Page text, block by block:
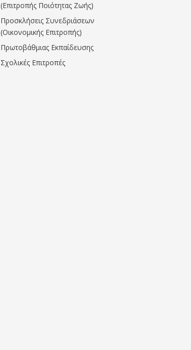
(Επιτροπής Ποιότητας Ζωής)
Προσκλήσεις Συνεδριάσεων
(Οικονομικής Επιτροπής)
Πρωτοβάθμιας Εκπαίδευσης
Σχολικές Επιτροπές